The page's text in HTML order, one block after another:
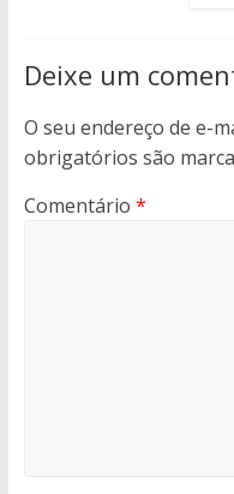
Deixe um
O seu endereço de e-
obrigatórios são
Comentário *